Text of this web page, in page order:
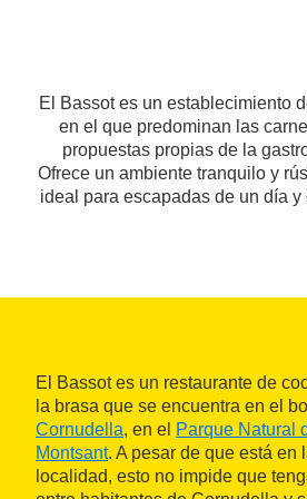
El Bassot es un establecimiento
en el que predominan las
propuestas propias de la
Ofrece un ambiente tranquilo y
ideal para escapadas de un día
El Bassot es un restaurante de
la brasa que se encuentra en el
Cornudella, en el Parque Natural
Montsant. A pesar de que está en
localidad, esto no impide que